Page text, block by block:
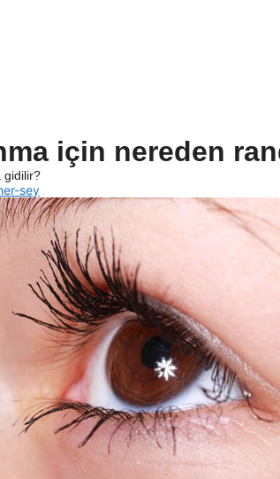
için nereden
gidilir?
sey